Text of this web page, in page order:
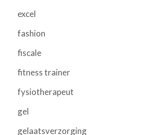
excel
fashion
fiscale
fitness trainer
fysiotherapeut
gel
gelaatsverzorging